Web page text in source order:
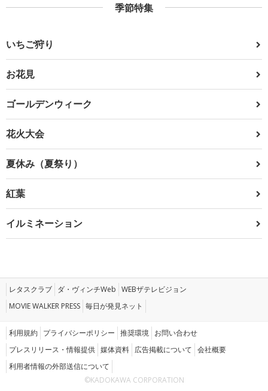
季節特集
いちご狩り
お花見
ゴールデンウィーク
花火大会
夏休み（夏祭り）
紅葉
イルミネーション
レタスクラブ ダ・ヴィンチWeb WEBザテレビジョン
MOVIE WALKER PRESS 毎日が発見ネット
利用規約 プライバシーポリシー 推奨環境 お問い合わせ
プレスリリース・情報提供 媒体資料 広告掲載について 会社概要
利用者情報の外部送信について
©KADOKAWA CORPORATION